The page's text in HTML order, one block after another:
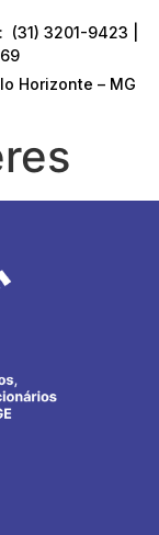
3201-9423 |
Horizonte – MG